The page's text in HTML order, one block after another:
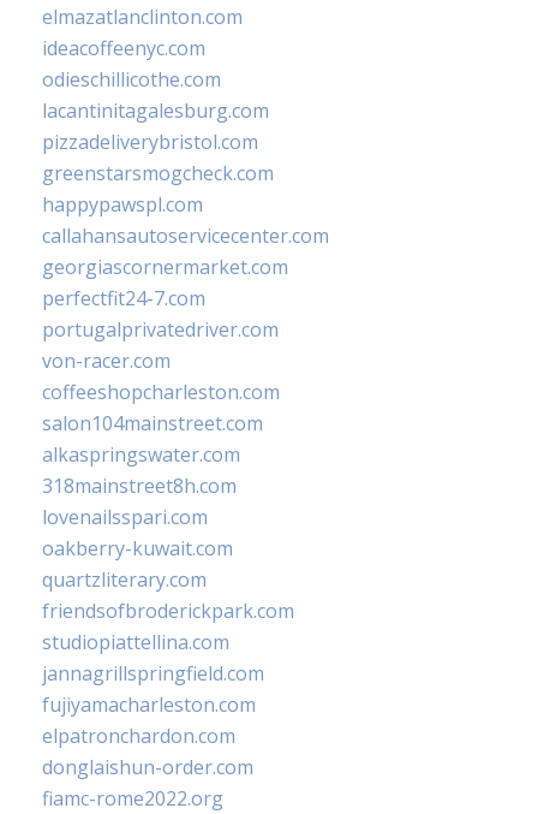
elmazatlanclinton.com
ideacoffeenyc.com
odieschillicothe.com
lacantinitagalesburg.com
pizzadeliverybristol.com
greenstarsmogcheck.com
happypawspl.com
callahansautoservicecenter.com
georgiascornermarket.com
perfectfit24-7.com
portugalprivatedriver.com
von-racer.com
coffeeshopcharleston.com
salon104mainstreet.com
alkaspringswater.com
318mainstreet8h.com
lovenailsspari.com
oakberry-kuwait.com
quartzliterary.com
friendsofbroderickpark.com
studiopiattellina.com
jannagrillspringfield.com
fujiyamacharleston.com
elpatronchardon.com
donglaishun-order.com
fiamc-rome2022.org